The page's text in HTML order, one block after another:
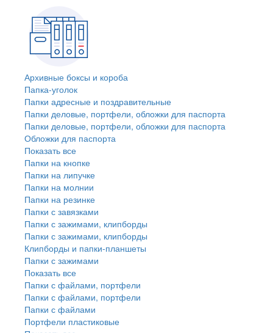
Архивные боксы и короба
Папка-уголок
Папки адресные и поздравительные
Папки деловые, портфели, обложки для паспорта
Папки деловые, портфели, обложки для паспорта
Обложки для паспорта
Показать все
Папки на кнопке
Папки на липучке
Папки на молнии
Папки на резинке
Папки с завязками
Папки с зажимами, клипборды
Папки с зажимами, клипборды
Клипборды и папки-планшеты
Папки с зажимами
Показать все
Папки с файлами, портфели
Папки с файлами, портфели
Папки с файлами
Портфели пластиковые